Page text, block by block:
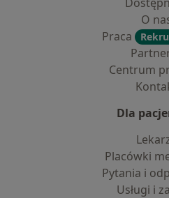
O
Praca
Centrum
Dla
Placówki
Pytania i
Usługi i